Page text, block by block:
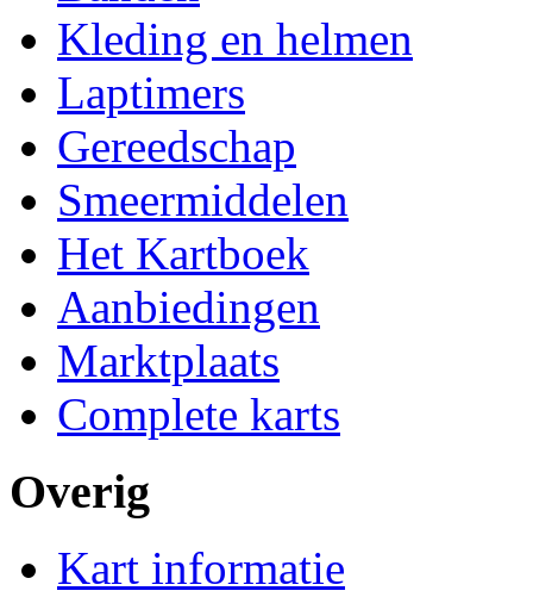
Kleding en helmen
Laptimers
Gereedschap
Smeermiddelen
Het Kartboek
Aanbiedingen
Marktplaats
Complete karts
Overig
Kart informatie